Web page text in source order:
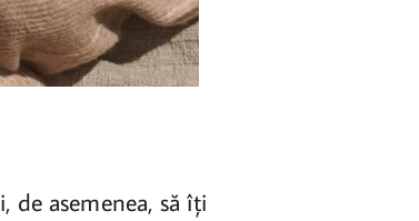
asemenea, să îți